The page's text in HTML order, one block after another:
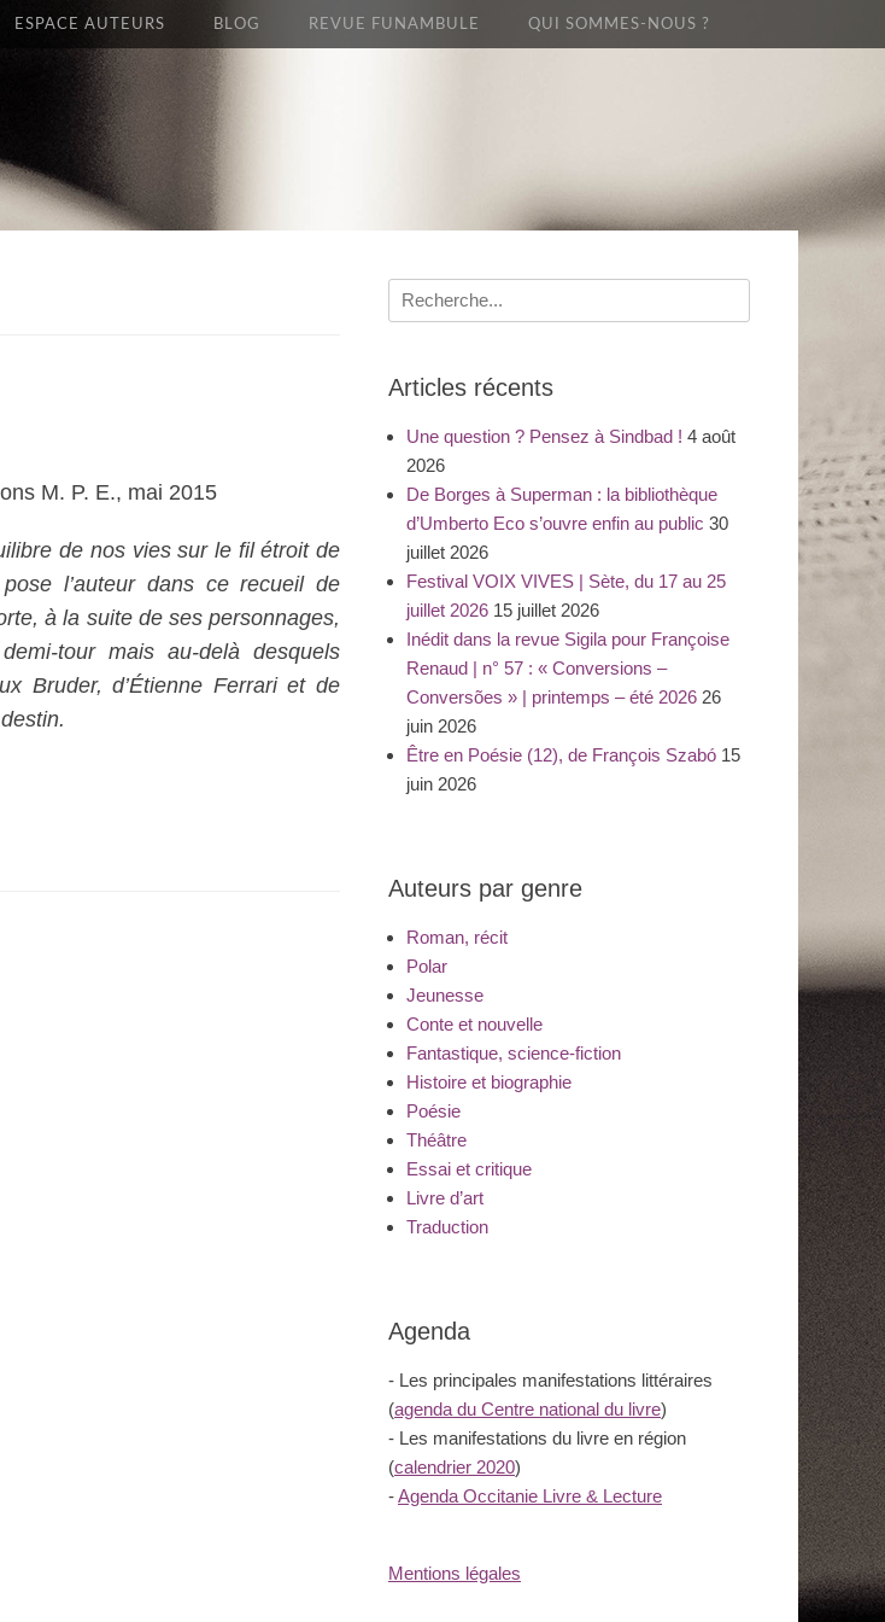
ESPACE AUTEURS BLOG REVUE FUNAMBULE QUI SOMMES-NOUS ?
M. P. E., mai 2015
de nos vies sur le fil étroit de
l’auteur dans ce recueil de
à la suite de ses personnages,
tour mais au-delà desquels
Bruder, d’Étienne Ferrari et de
Recherche
pour
Articles récents
Une question ? Pensez à Sindbad ! 4 août
2026
De Borges à Superman : la bibliothèque
d’Umberto Eco s’ouvre enfin au public 30
juillet 2026
Festival VOIX VIVES | Sète, du 17 au 25
juillet 2026 15 juillet 2026
Inédit dans la revue Sigila pour Françoise
Renaud | n° 57 : « Conversions –
Conversões » | printemps – été 2026 26
juin 2026
Être en Poésie (12), de François Szabó 15
juin 2026
Auteurs par genre
Roman, récit
Polar
Jeunesse
Conte et nouvelle
Fantastique, science-fiction
Histoire et biographie
Poésie
Théâtre
Essai et critique
Livre d’art
Traduction
Agenda
- Les principales manifestations littéraires
(agenda du Centre national du livre)
- Les manifestations du livre en région
(calendrier 2020)
-Agenda Occitanie Livre & Lecture
Mentions légales